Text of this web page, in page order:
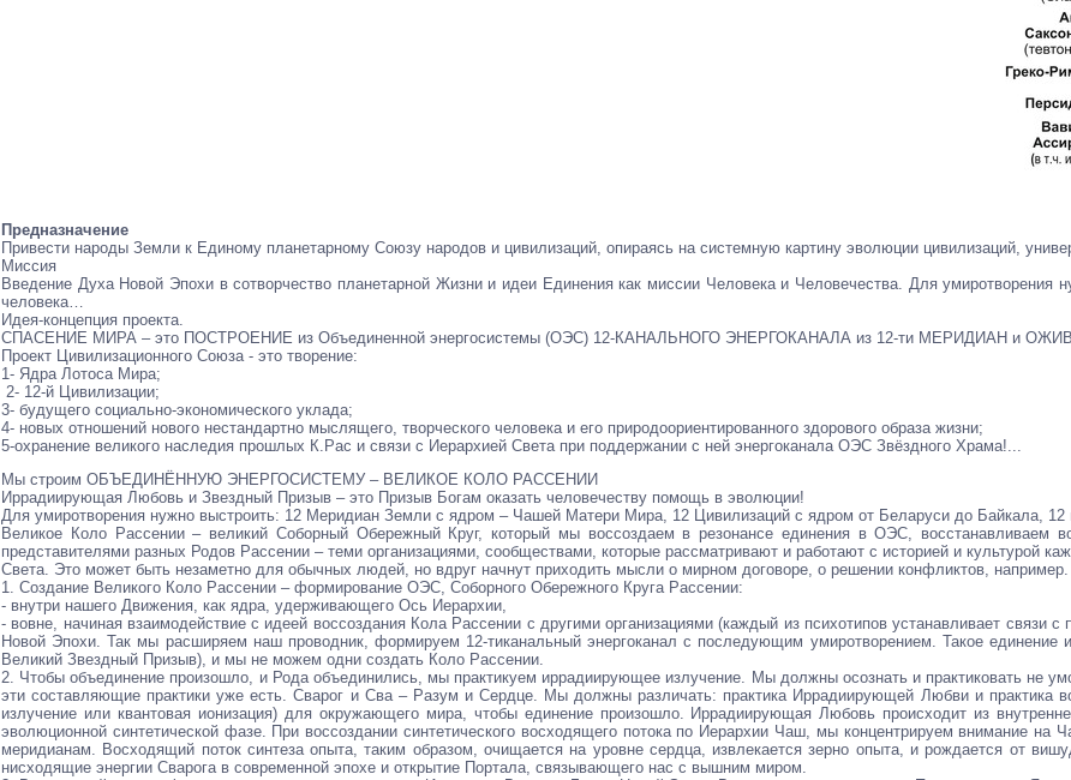
Предназначение
Привести народы Земли к Единому планетарному Союзу народов и цивилизаций, опираясь на системную картину эволюции цивилизаций,
Миссия
Введение Духа Новой Эпохи в сотворчество планетарной Жизни и идеи Единения как миссии Человека и Человечества. Для
человека…
Идея-концепция проекта.
СПАСЕНИЕ МИРА – это ПОСТРОЕНИЕ из Объединенной энергосистемы (ОЭС) 12-КАНАЛЬНОГО ЭНЕРГОКАНАЛА из 12-ти
Проект Цивилизационного Союза - это творение:
1- Ядра Лотоса Мира;
2- 12-й Цивилизации;
3- будущего социально-экономического уклада;
4- новых отношений нового нестандартно мыслящего, творческого человека и его природоориентированного здорового образа жизни;
5-охранение великого наследия прошлых К.Рас и связи с Иерархией Света при поддержании с ней энергоканала ОЭС Звёздного Храма!...
Мы строим ОБЪЕДИНЁННУЮ ЭНЕРГОСИСТЕМУ – ВЕЛИКОЕ КОЛО РАССЕНИИ
Иррадиирующая Любовь и Звездный Призыв – это Призыв Богам оказать человечеству помощь в эволюции!
Для умиротворения нужно выстроить: 12 Меридиан Земли с ядром – Чашей Матери Мира, 12 Цивилизаций с ядром от Беларуси до Байкала,
Великое Коло Рассении – великий Соборный Обережный Круг, который мы воссоздаем в резонансе единения в ОЭС,
представителями разных Родов Рассении – теми организациями, сообществами, которые рассматривают и работают с историей и
Света. Это может быть незаметно для обычных людей, но вдруг начнут приходить мысли о мирном договоре, о решении конфликтов, например.
1. Создание Великого Коло Рассении – формирование ОЭС, Соборного Обережного Круга Рассении:
- внутри нашего Движения, как ядра, удерживающего Ось Иерархии,
- вовне, начиная взаимодействие с идеей воссоздания Кола Рассении с другими организациями (каждый из психотипов устанавливает связи
Новой Эпохи. Так мы расширяем наш проводник, формируем 12-тиканальный энергоканал с последующим умиротворением. Такое
Великий Звездный Призыв), и мы не можем одни создать Коло Рассении.
2. Чтобы объединение произошло, и Рода объединились, мы практикуем иррадиирующее излучение. Мы должны осознать и практиковать не
эти составляющие практики уже есть. Сварог и Сва – Разум и Сердце. Мы должны различать: практика Иррадиирующей Любви и
излучение или квантовая ионизация) для окружающего мира, чтобы единение произошло. Иррадиирующая Любовь происходит из
эволюционной синтетической фазе. При воссоздании синтетического восходящего потока по Иерархии Чаш, мы концентрируем
меридианам. Восходящий поток синтеза опыта, таким образом, очищается на уровне сердца, извлекается зерно опыта, и рождается от
нисходящие энергии Сварога в современной эпохе и открытие Портала, связывающего нас с вышним миром.